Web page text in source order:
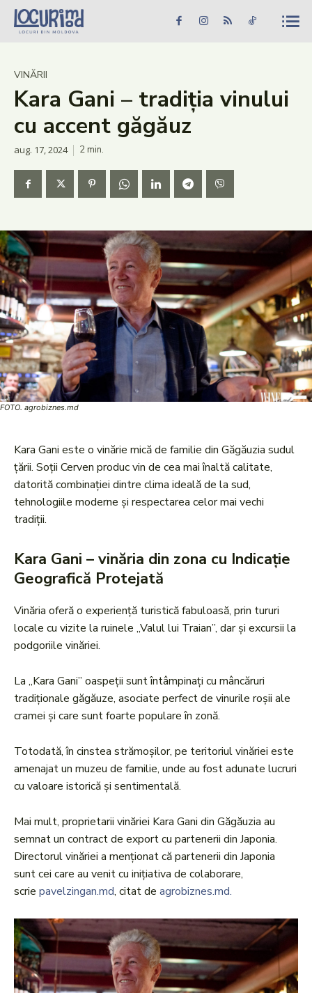
Caută în site... Căutare
Știri
Evenimente
Dezvoltare rurală
Turism
Vinării
Patrimoniu
Produs Acasă
VINĂRII
Kara Gani – tradiția vinului
cu accent găgăuz
aug. 17, 2024 2min.
FOTO. agrobiznes.md
Kara Gani este o vinărie mică de familie din Găgăuzia sudul
țării. Soții Cerven produc vin de cea mai înaltă calitate,
datorită combinației dintre clima ideală de la sud,
tehnologiile moderne și respectarea celor mai vechi
tradiții.
Kara Gani – vinăria din zona cu Indicație
Geografică Protejată
Vinăria oferă o experiență turistică fabuloasă, prin tururi
locale cu vizite la ruinele „Valul lui Traian”, dar și excursii la
podgoriile vinăriei.
La „Kara Gani” oaspeții sunt întâmpinați cu mâncăruri
tradiționale găgăuze, asociate perfect de vinurile roșii ale
cramei și care sunt foarte populare în zonă.
Totodată, în cinstea strămoșilor, pe teritoriul vinăriei este
amenajat un muzeu de familie, unde au fost adunate lucruri
cu valoare istorică și sentimentală.
Mai mult, proprietarii vinăriei Kara Gani din Găgăuzia au
semnat un contract de export cu partenerii din Japonia.
Directorul vinăriei a menționat că partenerii din Japonia
sunt cei care au venit cu inițiativa de colaborare,
scrie pavelzingan.md, citat de agrobiznes.md.